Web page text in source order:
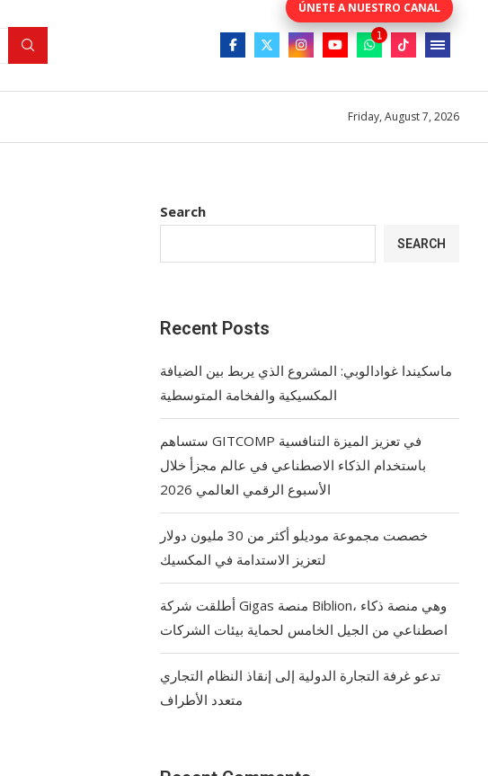
Friday, August 7, 2026
Search
SEARCH
Recent Posts
ماسكيندا غوادالوبي: المشروع الذي يربط بين الضيافة
المكسيكية والفخامة المتوسطية
ستساهم GITCOMP في تعزيز الميزة التنافسية
باستخدام الذكاء الاصطناعي في عالم مجزأ خلال
الأسبوع الرقمي العالمي 2026
خصصت مجموعة موديلو أكثر من 30 مليون دولار
لتعزيز الاستدامة في المكسيك
أطلقت شركة Gigas منصة Biblion، وهي منصة ذكاء
اصطناعي من الجيل الخامس لحماية بيئات الشركات
تدعو غرفة التجارة الدولية إلى إنقاذ النظام التجاري
متعدد الأطراف